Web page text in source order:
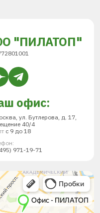
"ПИЛАТОП"
офис:
ул. Бутлерова, д. 17,
40/4
с 9 до 18
971-19-71